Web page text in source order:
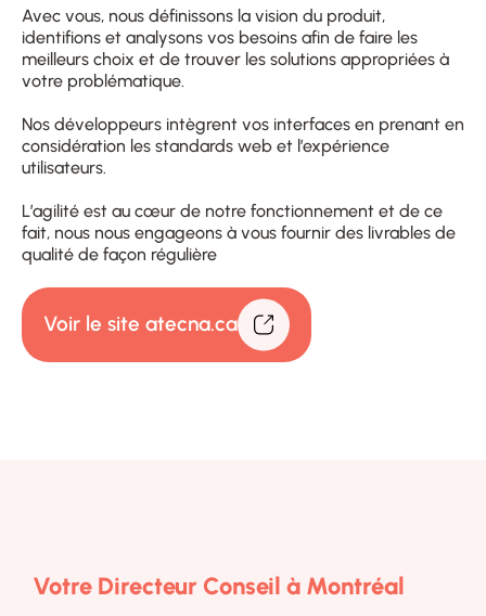
Avec vous, nous définissons la vision du produit,
identifions et analysons vos besoins afin de faire les
meilleurs choix et de trouver les solutions appropriées à
votre problématique.
Nos développeurs intègrent vos interfaces en prenant en
considération les standards web et l’expérience
utilisateurs.
L’agilité est au cœur de notre fonctionnement et de ce
fait, nous nous engageons à vous fournir des livrables de
qualité de façon régulière
Voir le site atecna.ca
Votre Directeur Conseil à Montréal